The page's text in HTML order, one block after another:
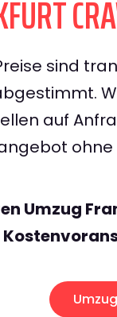
sind
auf
Umzug